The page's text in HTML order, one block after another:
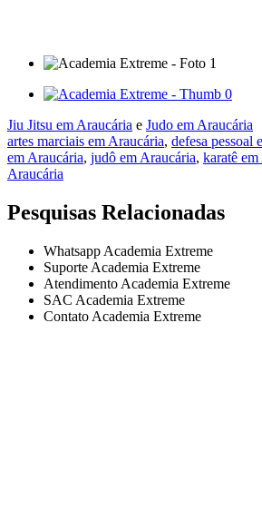
Jiu Jitsu em Araucária e Judo em Araucária
artes marciais em Araucária, defesa pessoal
em Araucária, judô em Araucária, karatê
Araucária
Pesquisas Relacionadas
Whatsapp Academia Extreme
Suporte Academia Extreme
Atendimento Academia Extreme
SAC Academia Extreme
Contato Academia Extreme